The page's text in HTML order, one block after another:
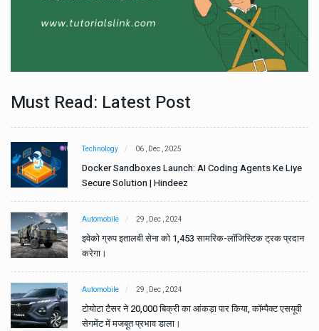
Must Read: Latest Post
Technology 06 , Dec , 2025
Docker Sandboxes Launch: AI Coding Agents Ke Liye
Secure Solution | Hindeez
Automobile 29 , Dec , 2024
इवेको ग्रुप इतालवी सेना को 1,453 सामरिक-लॉजिस्टिक ट्रक प्रदान
करेगा।
Automobile 29 , Dec , 2024
टोयोटा टैसर ने 20,000 बिक्री का आंकड़ा पार किया, कॉम्पैक्ट एसयूवी
सेगमेंट में मजबूत प्रभाव डाला।